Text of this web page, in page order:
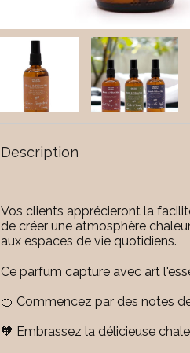
Description
Vos clients apprécieront la
de créer une atmosphère
aux espaces de vie quotidiens.
Ce parfum capture avec art
🍊 Commencez par des notes
🧡 Embrassez la délicieuse